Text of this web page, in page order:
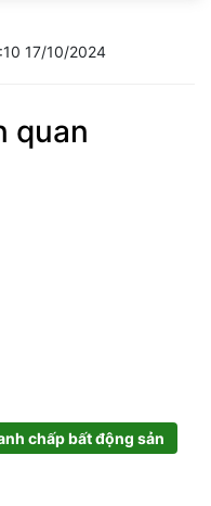
17/10/2024
quan
chấp bất động sản